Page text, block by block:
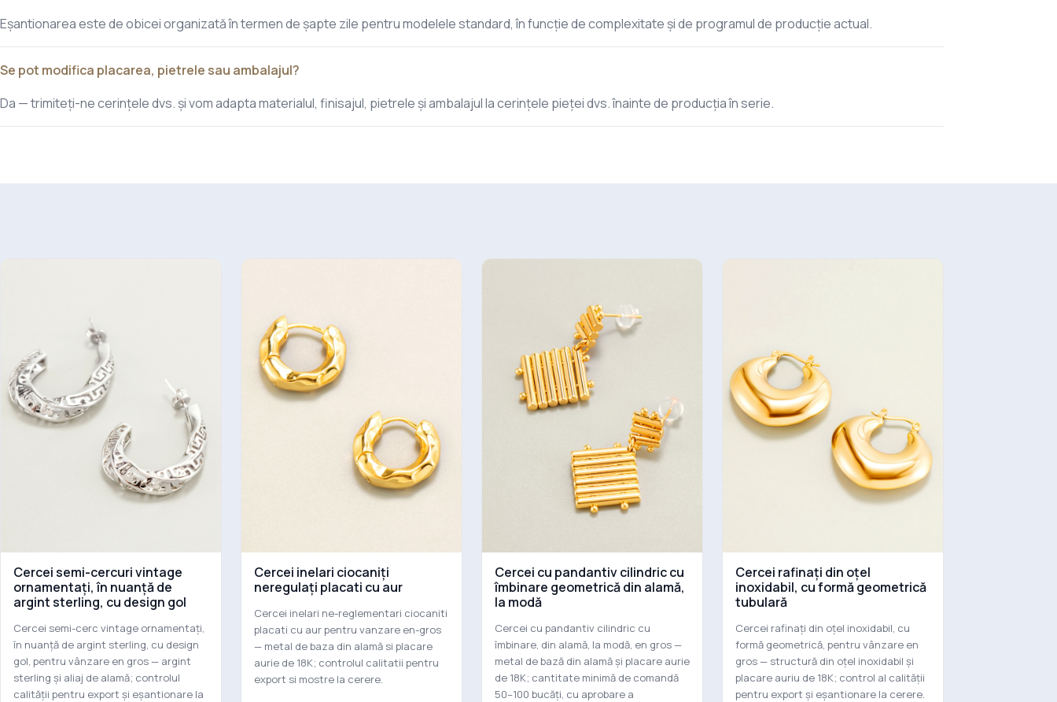
Eșantionarea este de obicei organizată în termen de șapte zile pentru modelele standard, în funcție de complexitate și de programul de producție actual.
Se pot modifica placarea, pietrele sau ambalajul?
Da — trimiteți-ne cerințele dvs. și vom adapta materialul, finisajul, pietrele și ambalajul la cerințele pieței dvs. înainte de producția în serie.
Cercei semi-cercuri vintage
ornamentați, în nuanță de
argint sterling, cu design gol
Cercei semi-cerc vintage ornamentați,
în nuanță de argint sterling, cu design
gol, pentru vânzare en gros — argint
sterling și aliaj de alamă; controlul
calității pentru export și eșantionare la
Cercei inelari ciocaniți
neregulați placati cu aur
Cercei inelari ne-reglementari ciocaniti
placati cu aur pentru vanzare en-gros
— metal de baza din alamă si placare
aurie de 18K; controlul calitatii pentru
export si mostre la cerere.
Cercei cu pandantiv cilindric cu
îmbinare geometrică din alamă,
la modă
Cercei cu pandantiv cilindric cu
îmbinare, din alamă, la modă, en gros —
metal de bază din alamă și placare aurie
de 18K; cantitate minimă de comandă
50–100 bucăți, cu aprobare a
Cercei rafinați din oțel
inoxidabil, cu formă geometrică
tubulară
Cercei rafinați din oțel inoxidabil, cu
formă geometrică, pentru vânzare en
gros — structură din oțel inoxidabil și
placare auriu de 18K; control al calității
pentru export și eșantionare la cerere.